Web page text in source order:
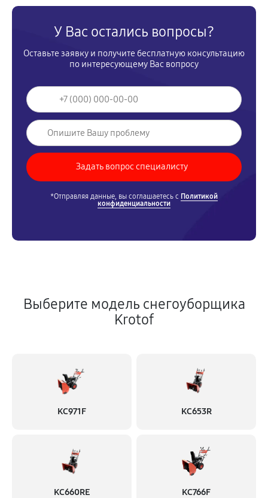
У Вас остались вопросы?
Оставьте заявку и получите бесплатную консультацию
по интересующему Вас вопросу
*Отправляя данные, вы соглашаетесь с Политикой
конфиденциальности
Выберите модель снегоуборщика
Krotof
KC971F KC653R
KC660RE KC766F